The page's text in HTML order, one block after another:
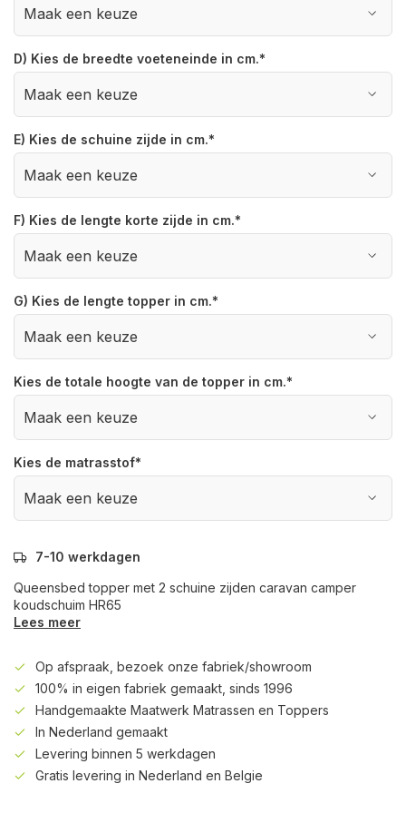
D) Kies de breedte voeteneinde in cm.*
E) Kies de schuine zijde in cm.*
F) Kies de lengte korte zijde in cm.*
G) Kies de lengte topper in cm.*
Kies de totale hoogte van de topper in cm.*
Kies de matrasstof*
7-10 werkdagen
Queensbed topper met 2 schuine zijden caravan camper
koudschuim HR65
Lees meer
Op afspraak, bezoek onze fabriek/showroom
100% in eigen fabriek gemaakt, sinds 1996
Handgemaakte Maatwerk Matrassen en Toppers
In Nederland gemaakt
Levering binnen 5 werkdagen
Gratis levering in Nederland en Belgie